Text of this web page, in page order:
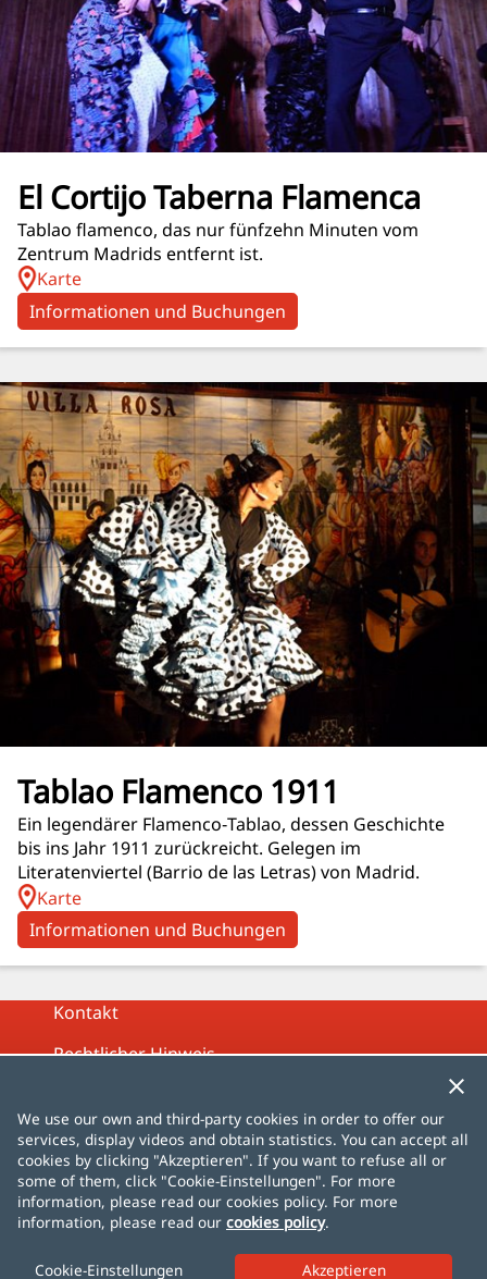
El Cortijo Taberna Flamenca
Tablao flamenco, das nur fünfzehn Minuten vom
Zentrum Madrids entfernt ist.
Karte
Informationen und Buchungen
Tablao Flamenco 1911
Ein legendärer Flamenco‑Tablao, dessen Geschichte
bis ins Jahr 1911 zurückreicht. Gelegen im
Literatenviertel (Barrio de las Letras) von Madrid.
Karte
Informationen und Buchungen
Kontakt
Rechtlicher Hinweis
Cookies-Richtlinien
Übersicht
ItalianoPortuguêsčeštinadanskNederlands
norskpolskiromână 日本語한국어Türkçe
We use our own and third-party cookies in order to offer our
services, display videos and obtain statistics. You can accept all
cookies by clicking "Akzeptieren". If you want to refuse all or
some of them, click "Cookie-Einstellungen". For more
information, please read our cookies policy. For more
information, please read our cookies policy.
Cookie-Einstellungen